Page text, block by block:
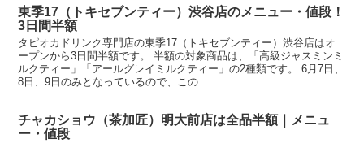
東季17（トキセブンティー）渋谷店のメニュー・値段！
3日間半額
タピオカドリンク専門店の東季17（トキセブンティー）渋谷店はオ
ープンから3日間半額です。 半額の対象商品は、「高級ジャスミンミ
ルクティー」「アールグレイミルクティー」の2種類です。 6月7日、
8日、9日のみとなっているので、この...
チャカショウ（茶加匠）明大前店は全品半額｜メニュ
ー・値段